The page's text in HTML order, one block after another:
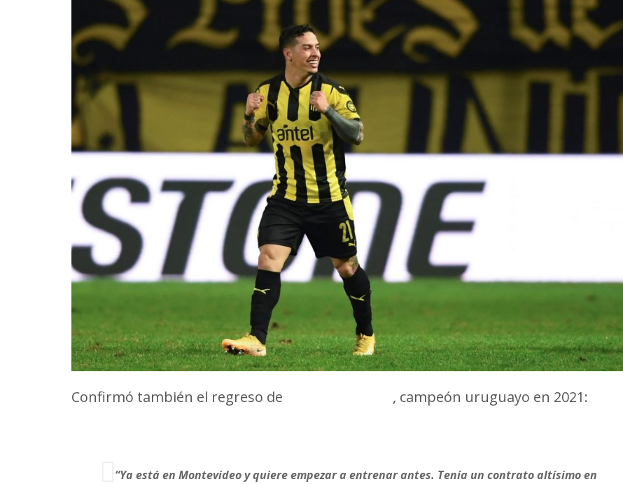
Confirmó también el regreso de , campeón uruguayo en 2021:
“Ya está en Montevideo y quiere empezar a entrenar antes. Tenía un contrato altísimo en